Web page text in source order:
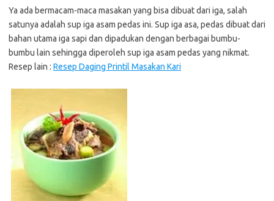
Ya ada bermacam-maca masakan yang bisa dibuat dari iga, salah
satunya adalah sup iga asam pedas ini. Sup iga asa, pedas dibuat dari
bahan utama iga sapi dan dipadukan dengan berbagai bumbu-
bumbu lain sehingga diperoleh sup iga asam pedas yang nikmat.
Resep lain : Resep Daging Printil Masakan Kari